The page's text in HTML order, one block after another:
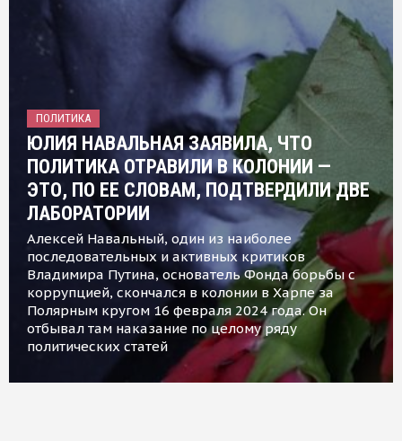
ПОЛИТИКА
ЮЛИЯ НАВАЛЬНАЯ ЗАЯВИЛА, ЧТО
ПОЛИТИКА ОТРАВИЛИ В КОЛОНИИ —
ЭТО, ПО ЕЕ СЛОВАМ, ПОДТВЕРДИЛИ ДВЕ
ЛАБОРАТОРИИ
Алексей Навальный, один из наиболее
последовательных и активных критиков
Владимира Путина, основатель Фонда борьбы с
коррупцией, скончался в колонии в Харпе за
Полярным кругом 16 февраля 2024 года. Он
отбывал там наказание по целому ряду
политических статей